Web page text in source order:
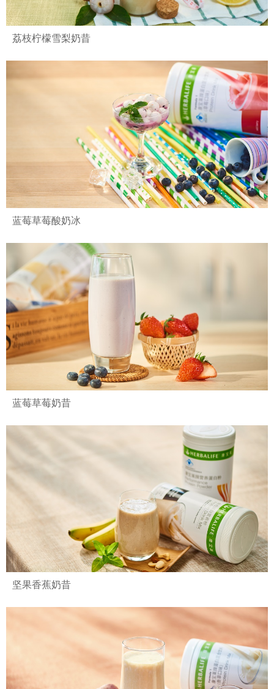
荔枝柠檬雪梨奶昔
蓝莓草莓酸奶冰
蓝莓草莓奶昔
坚果香蕉奶昔